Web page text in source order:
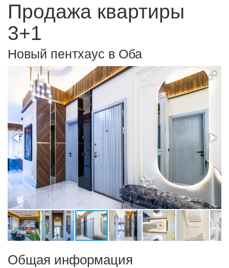
Продажа квартиры
3+1
Новый пентхаус в Оба
Общая информация